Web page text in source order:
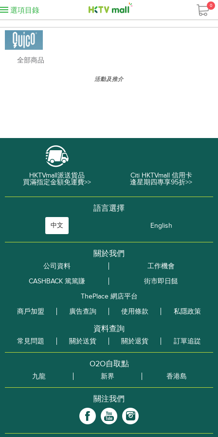
選項目錄
0
全部商品
活動及推介
HKTVmall派送貨品
買滿指定金額免運費>>
Citi HKTVmall 信用卡
逢星期四專享95折>>
語言選擇
中文 English
關於我們
公司資料
工作機會
CASHBACK 篤篤賺
街市即日餸
ThePlace 網店平台
商戶加盟
廣告查詢 使用條款 私隱政策
資料查詢
常見問題 關於送貨 關於退貨 訂單追踨
O2O自取點
九龍 新界 香港島
關注我們